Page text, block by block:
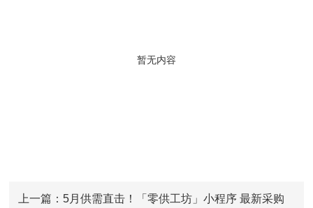
暂无内容
上一篇：5月供需直击！「零供工坊」小程序 最新采购